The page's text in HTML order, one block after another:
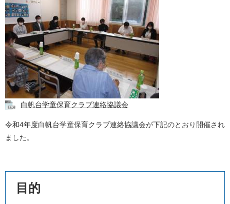
白帆台学童保育クラブ連絡協議会
令和4年度白帆台学童保育クラブ連絡協議会が下記のとおり開催され
ました。
目的